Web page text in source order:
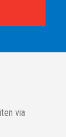
via